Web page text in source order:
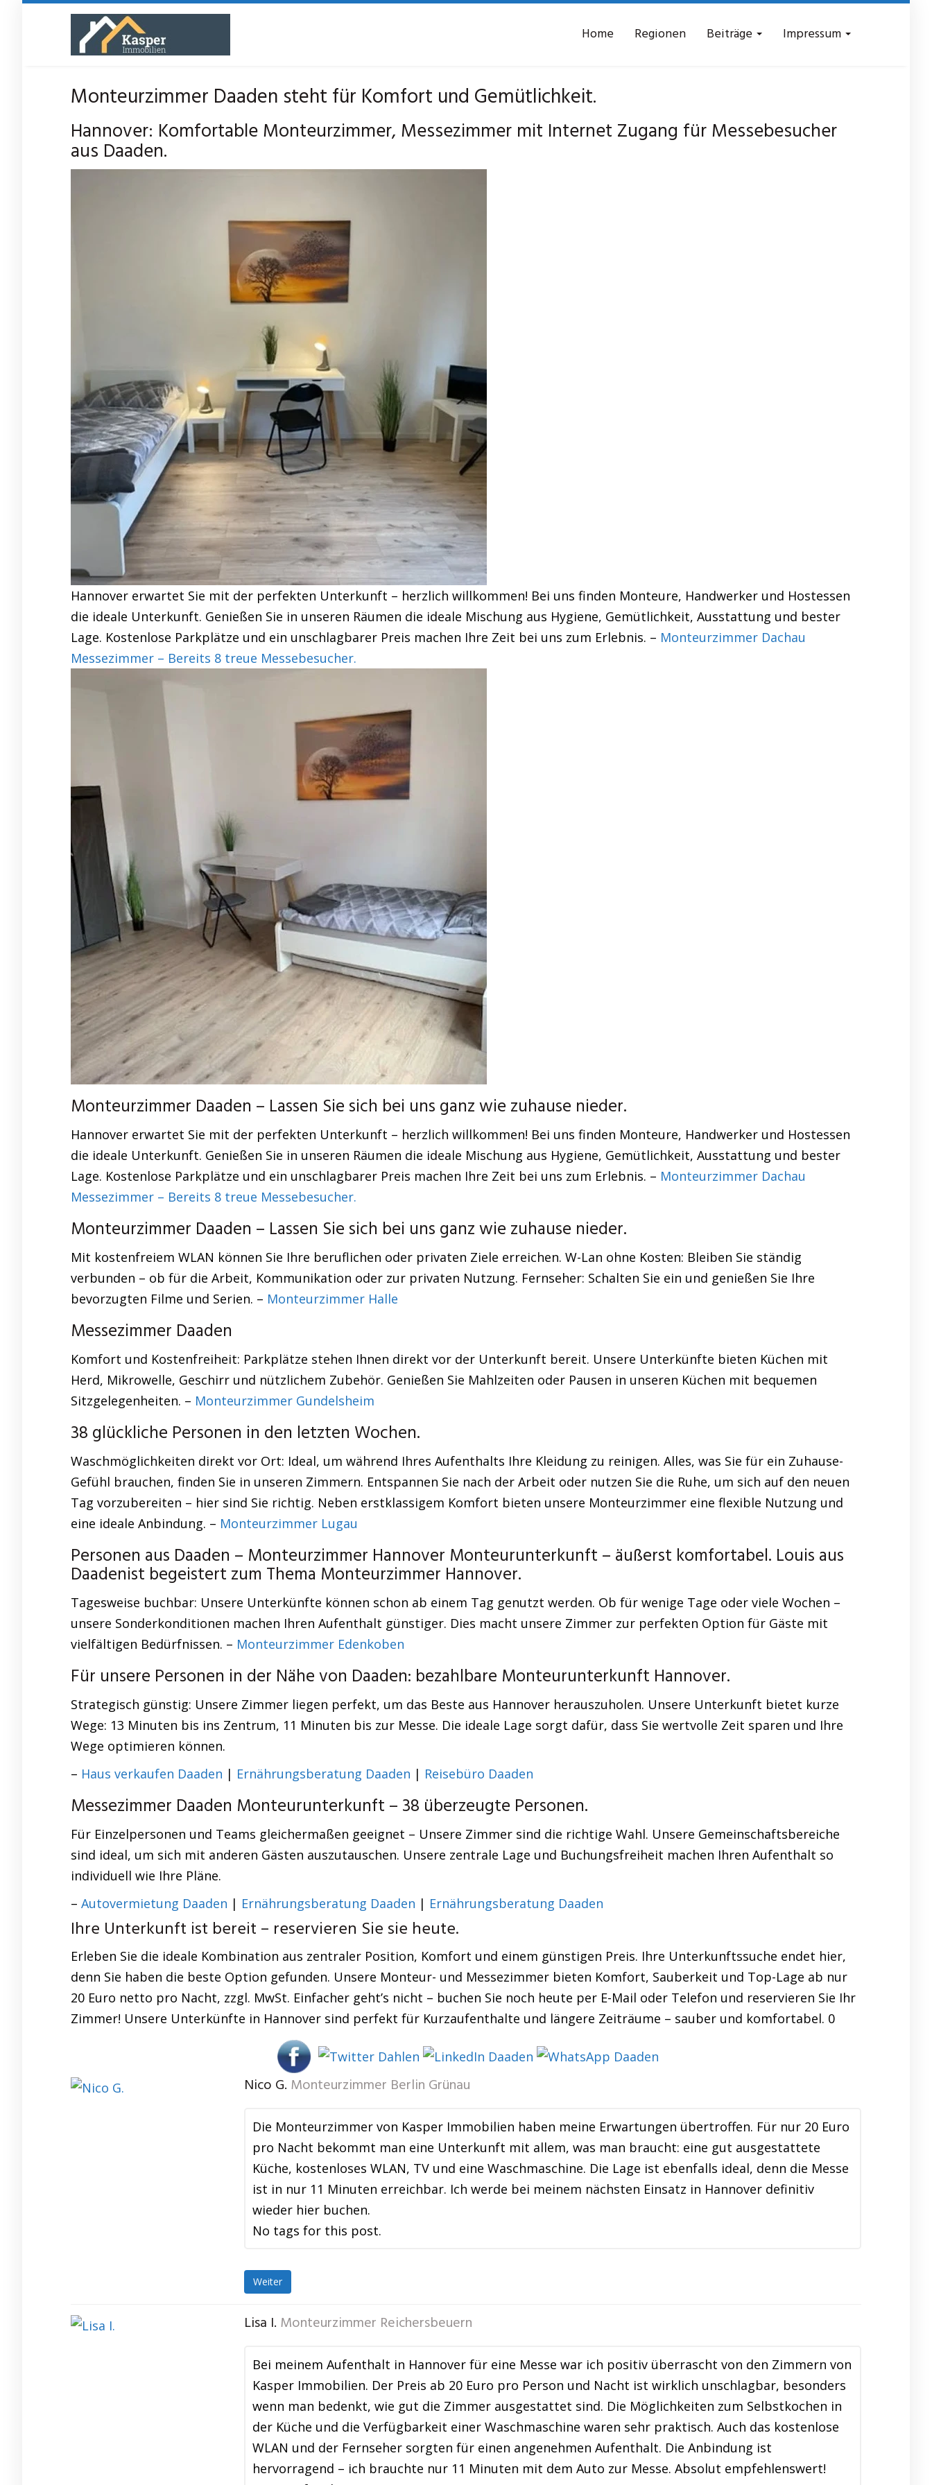
Home Regionen Beiträge Impressum
Monteurzimmer Daaden steht für Komfort und Gemütlichkeit.
Hannover: Komfortable Monteurzimmer, Messezimmer mit Internet Zugang für Messebesucher
aus Daaden.
Hannover erwartet Sie mit der perfekten Unterkunft – herzlich willkommen! Bei uns finden Monteure, Handwerker und Hostessen
die ideale Unterkunft. Genießen Sie in unseren Räumen die ideale Mischung aus Hygiene, Gemütlichkeit, Ausstattung und bester
Lage. Kostenlose Parkplätze und ein unschlagbarer Preis machen Ihre Zeit bei uns zum Erlebnis. – Monteurzimmer Dachau
Messezimmer – Bereits 8 treue Messebesucher.
Monteurzimmer Daaden – Lassen Sie sich bei uns ganz wie zuhause nieder.
Hannover erwartet Sie mit der perfekten Unterkunft – herzlich willkommen! Bei uns finden Monteure, Handwerker und Hostessen
die ideale Unterkunft. Genießen Sie in unseren Räumen die ideale Mischung aus Hygiene, Gemütlichkeit, Ausstattung und bester
Lage. Kostenlose Parkplätze und ein unschlagbarer Preis machen Ihre Zeit bei uns zum Erlebnis. – Monteurzimmer Dachau
Messezimmer – Bereits 8 treue Messebesucher.
Monteurzimmer Daaden – Lassen Sie sich bei uns ganz wie zuhause nieder.
Mit kostenfreiem WLAN können Sie Ihre beruflichen oder privaten Ziele erreichen. W-Lan ohne Kosten: Bleiben Sie ständig
verbunden – ob für die Arbeit, Kommunikation oder zur privaten Nutzung. Fernseher: Schalten Sie ein und genießen Sie Ihre
bevorzugten Filme und Serien. – Monteurzimmer Halle
Messezimmer Daaden
Komfort und Kostenfreiheit: Parkplätze stehen Ihnen direkt vor der Unterkunft bereit. Unsere Unterkünfte bieten Küchen mit
Herd, Mikrowelle, Geschirr und nützlichem Zubehör. Genießen Sie Mahlzeiten oder Pausen in unseren Küchen mit bequemen
Sitzgelegenheiten. – Monteurzimmer Gundelsheim
38 glückliche Personen in den letzten Wochen.
Waschmöglichkeiten direkt vor Ort: Ideal, um während Ihres Aufenthalts Ihre Kleidung zu reinigen. Alles, was Sie für ein Zuhause-
Gefühl brauchen, finden Sie in unseren Zimmern. Entspannen Sie nach der Arbeit oder nutzen Sie die Ruhe, um sich auf den neuen
Tag vorzubereiten – hier sind Sie richtig. Neben erstklassigem Komfort bieten unsere Monteurzimmer eine flexible Nutzung und
eine ideale Anbindung. – Monteurzimmer Lugau
Personen aus Daaden – Monteurzimmer Hannover Monteurunterkunft – äußerst komfortabel. Louis aus
Daadenist begeistert zum Thema Monteurzimmer Hannover.
Tagesweise buchbar: Unsere Unterkünfte können schon ab einem Tag genutzt werden. Ob für wenige Tage oder viele Wochen –
unsere Sonderkonditionen machen Ihren Aufenthalt günstiger. Dies macht unsere Zimmer zur perfekten Option für Gäste mit
vielfältigen Bedürfnissen. – Monteurzimmer Edenkoben
Für unsere Personen in der Nähe von Daaden: bezahlbare Monteurunterkunft Hannover.
Strategisch günstig: Unsere Zimmer liegen perfekt, um das Beste aus Hannover herauszuholen. Unsere Unterkunft bietet kurze
Wege: 13 Minuten bis ins Zentrum, 11 Minuten bis zur Messe. Die ideale Lage sorgt dafür, dass Sie wertvolle Zeit sparen und Ihre
Wege optimieren können.
– Haus verkaufen Daaden | Ernährungsberatung Daaden | Reisebüro Daaden
Messezimmer Daaden Monteurunterkunft – 38 überzeugte Personen.
Für Einzelpersonen und Teams gleichermaßen geeignet – Unsere Zimmer sind die richtige Wahl. Unsere Gemeinschaftsbereiche
sind ideal, um sich mit anderen Gästen auszutauschen. Unsere zentrale Lage und Buchungsfreiheit machen Ihren Aufenthalt so
individuell wie Ihre Pläne.
– Autovermietung Daaden | Ernährungsberatung Daaden | Ernährungsberatung Daaden
Ihre Unterkunft ist bereit – reservieren Sie sie heute.
Erleben Sie die ideale Kombination aus zentraler Position, Komfort und einem günstigen Preis. Ihre Unterkunftssuche endet hier,
denn Sie haben die beste Option gefunden. Unsere Monteur- und Messezimmer bieten Komfort, Sauberkeit und Top-Lage ab nur
20 Euro netto pro Nacht, zzgl. MwSt. Einfacher geht’s nicht – buchen Sie noch heute per E-Mail oder Telefon und reservieren Sie Ihr
Zimmer! Unsere Unterkünfte in Hannover sind perfekt für Kurzaufenthalte und längere Zeiträume – sauber und komfortabel. 0
Nico G. Monteurzimmer Berlin Grünau
Die Monteurzimmer von Kasper Immobilien haben meine Erwartungen übertroffen. Für nur 20 Euro
pro Nacht bekommt man eine Unterkunft mit allem, was man braucht: eine gut ausgestattete
Küche, kostenloses WLAN, TV und eine Waschmaschine. Die Lage ist ebenfalls ideal, denn die Messe
ist in nur 11 Minuten erreichbar. Ich werde bei meinem nächsten Einsatz in Hannover definitiv
wieder hier buchen.
No tags for this post.
Weiter
Lisa I. Monteurzimmer Reichersbeuern
Bei meinem Aufenthalt in Hannover für eine Messe war ich positiv überrascht von den Zimmern von
Kasper Immobilien. Der Preis ab 20 Euro pro Person und Nacht ist wirklich unschlagbar, besonders
wenn man bedenkt, wie gut die Zimmer ausgestattet sind. Die Möglichkeiten zum Selbstkochen in
der Küche und die Verfügbarkeit einer Waschmaschine waren sehr praktisch. Auch das kostenlose
WLAN und der Fernseher sorgten für einen angenehmen Aufenthalt. Die Anbindung ist
hervorragend – ich brauchte nur 11 Minuten mit dem Auto zur Messe. Absolut empfehlenswert!